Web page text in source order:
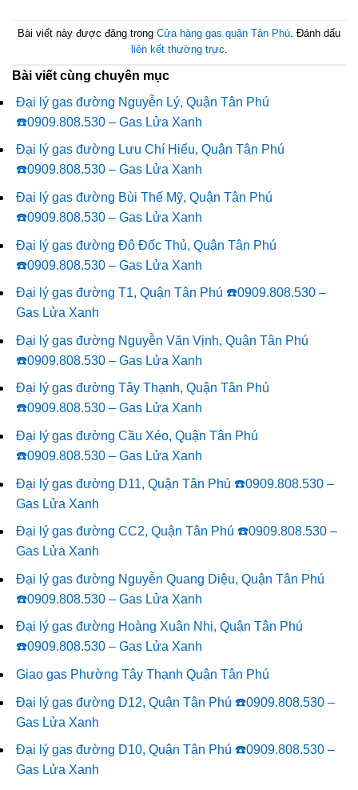
Bài viết này được đăng trong Cửa hàng gas quận Tân Phú. Đánh dấu
liên kết thường trực.
Bài viết cùng chuyên mục
Đại lý gas đường Nguyễn Lý, Quận Tân Phú
☎️0909.808.530 – Gas Lửa Xanh
Đại lý gas đường Lưu Chí Hiếu, Quận Tân Phú
☎️0909.808.530 – Gas Lửa Xanh
Đại lý gas đường Bùi Thế Mỹ, Quận Tân Phú
☎️0909.808.530 – Gas Lửa Xanh
Đại lý gas đường Đô Đốc Thủ, Quận Tân Phú
☎️0909.808.530 – Gas Lửa Xanh
Đại lý gas đường T1, Quận Tân Phú ☎️0909.808.530 –
Gas Lửa Xanh
Đại lý gas đường Nguyễn Văn Vịnh, Quận Tân Phú
☎️0909.808.530 – Gas Lửa Xanh
Đại lý gas đường Tây Thạnh, Quận Tân Phú
☎️0909.808.530 – Gas Lửa Xanh
Đại lý gas đường Cầu Xéo, Quận Tân Phú
☎️0909.808.530 – Gas Lửa Xanh
Đại lý gas đường D11, Quận Tân Phú ☎️0909.808.530 –
Gas Lửa Xanh
Đại lý gas đường CC2, Quận Tân Phú ☎️0909.808.530 –
Gas Lửa Xanh
Đại lý gas đường Nguyễn Quang Diệu, Quận Tân Phú
☎️0909.808.530 – Gas Lửa Xanh
Đại lý gas đường Hoàng Xuân Nhị, Quận Tân Phú
☎️0909.808.530 – Gas Lửa Xanh
Giao gas Phường Tây Thạnh Quận Tân Phú
Đại lý gas đường D12, Quận Tân Phú ☎️0909.808.530 –
Gas Lửa Xanh
Đại lý gas đường D10, Quận Tân Phú ☎️0909.808.530 –
Gas Lửa Xanh